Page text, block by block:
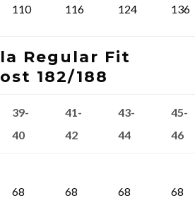
110 116 124 136
Regular Fit
182/188
39-
40
41-
42
43-
44
45-
46
68 68 68 68